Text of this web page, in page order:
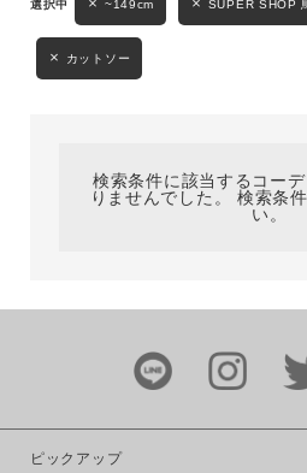
MENS LADIES
ブランド
~149cm SUPER SHOP
カットソー
検索条件に該当するコー
りませんでした。 検索条
い。
ピックアップ